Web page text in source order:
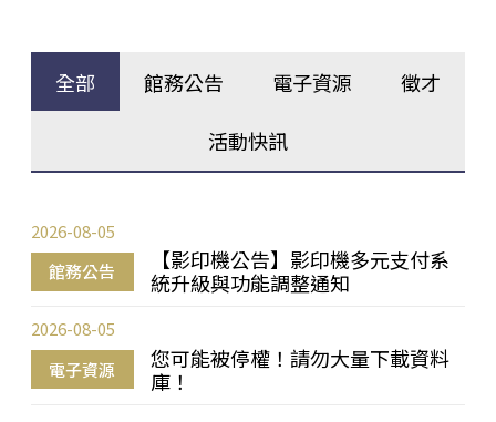
全部 館務公告 電子資源 徵才
活動快訊
館務公告
【影印機公告】影印機多元支付系
統升級與功能調整通知
2026-08-05
電子資源
您可能被停權！請勿大量下載資料
庫！
2026-08-05